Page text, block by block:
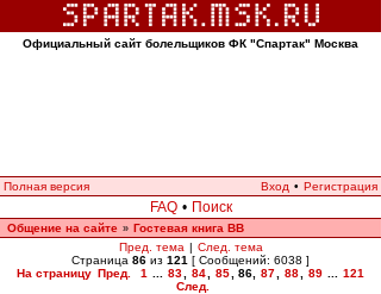
Официальный сайт болельщиков ФК "Спартак" Москва
Полная версия Вход • Регистрация
FAQ • Поиск
Общение на сайте » Гостевая книга ВВ
Пред. тема | След. тема
Страница 86 из 121 [ Сообщений: 6038 ]
На страницу Пред. 1 83 84 85 86 87 88 89
121
След.